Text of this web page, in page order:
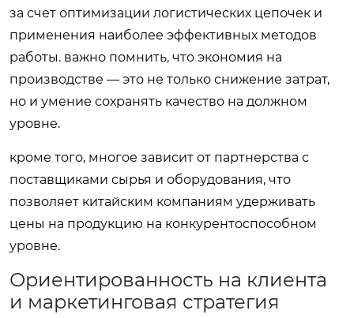
за счет оптимизации логистических цепочек и
применения наиболее эффективных методов
работы. важно помнить, что экономия на
производстве — это не только снижение затрат,
но и умение сохранять качество на должном
уровне.
кроме того, многое зависит от партнерства с
поставщиками сырья и оборудования, что
позволяет китайским компаниям удерживать
цены на продукцию на конкурентоспособном
уровне.
Ориентированность на клиента
и маркетинговая стратегия